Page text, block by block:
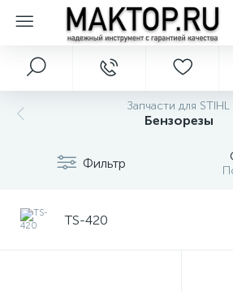
Запчасти для STIHL
Бензорезы
Фильтр
TS-420